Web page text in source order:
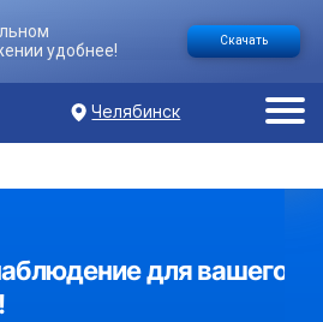
удобнее!
Скачать
Челябинск
для вашего